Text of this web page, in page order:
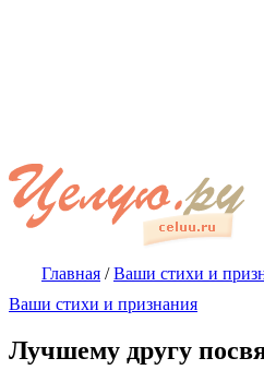
Главная /Ваши стихи и
Ваши стихи и признания
Лучшему другу